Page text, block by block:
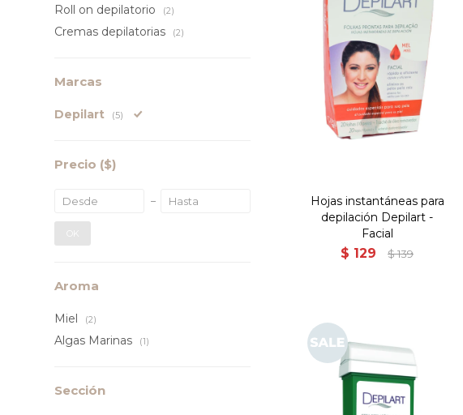
Hojas instantáneas para
depilación Depilart -
Facial
$ 129 $ 139
Roll on depilatorio (2)
Cremas depilatorias (2)
Marcas
Depilart (5)
Precio ($)
OK
Aroma
Miel (2)
Algas Marinas (1)
Sección